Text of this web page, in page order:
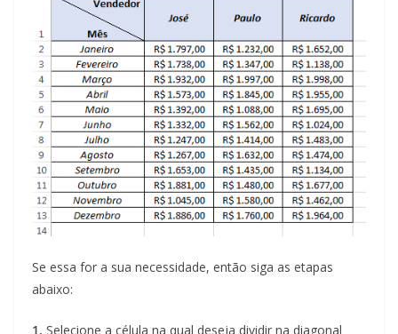
Se essa for a sua necessidade, então siga as etapas
abaixo:
1. Selecione a célula na qual deseja dividir na diagonal